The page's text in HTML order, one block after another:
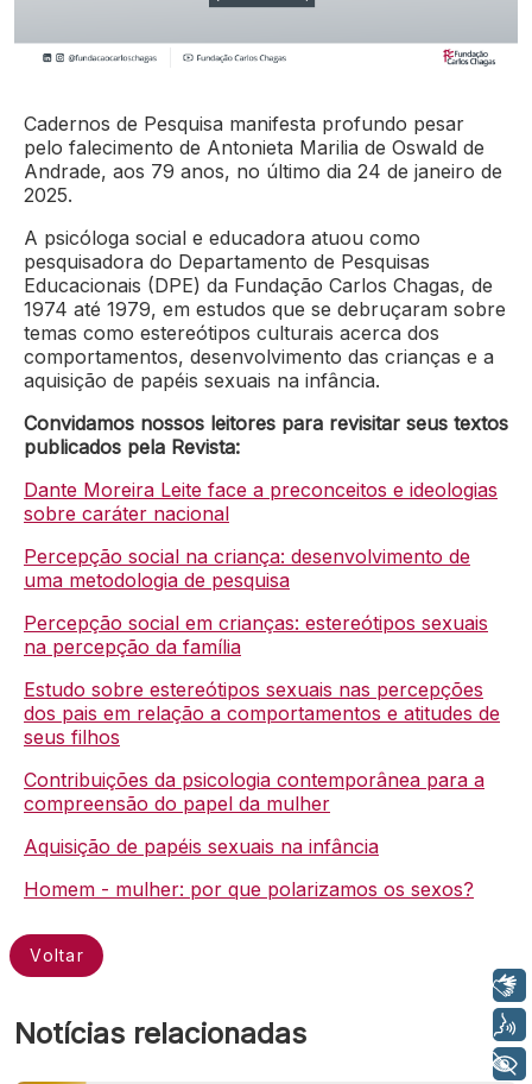
Cadernos de Pesquisa manifesta profundo pesar
pelo falecimento de Antonieta Marilia de Oswald de
Andrade, aos 79 anos, no último dia 24 de janeiro de
2025.
A psicóloga social e educadora atuou como
pesquisadora do Departamento de Pesquisas
Educacionais (DPE) da Fundação Carlos Chagas, de
1974 até 1979, em estudos que se debruçaram sobre
temas como estereótipos culturais acerca dos
comportamentos, desenvolvimento das crianças e a
aquisição de papéis sexuais na infância.
Convidamos nossos leitores para revisitar seus textos
publicados pela Revista:
Dante Moreira Leite face a preconceitos e ideologias
sobre caráter nacional
Percepção social na criança: desenvolvimento de
uma metodologia de pesquisa
Percepção social em crianças: estereótipos sexuais
na percepção da família
Estudo sobre estereótipos sexuais nas percepções
dos pais em relação a comportamentos e atitudes de
seus filhos
Contribuições da psicologia contemporânea para a
compreensão do papel da mulher
Aquisição de papéis sexuais na infância
Homem - mulher: por que polarizamos os sexos?
Voltar
Notícias relacionadas